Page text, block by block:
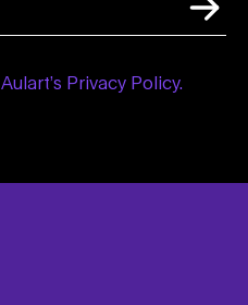
Aulart’s Privacy Policy.